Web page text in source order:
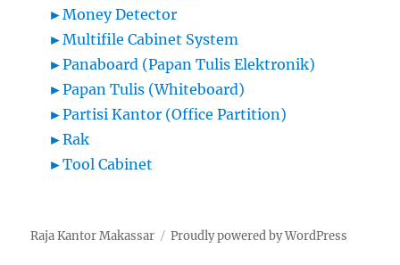
►Money Detector
►Multifile Cabinet System
►Panaboard (Papan Tulis Elektronik)
►Papan Tulis (Whiteboard)
►Partisi Kantor (Office Partition)
►Rak
►Tool Cabinet
Raja Kantor Makassar Proudly powered by WordPress